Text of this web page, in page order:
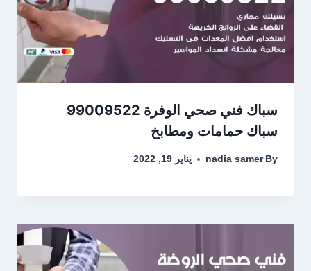
سباك فني صحي الوفرة 99009522
سباك حمامات ومطابخ
By
nadia samer يناير 19, 2022